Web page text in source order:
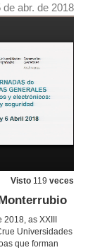
de abr. de 2018
Visto 119 veces
as XXIII
Universidades
que forman